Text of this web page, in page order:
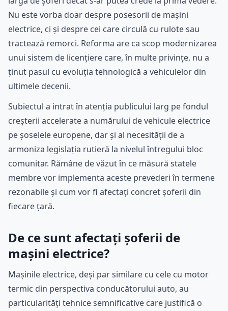
Nu este vorba doar despre posesorii de mașini
electrice, ci și despre cei care circulă cu rulote sau
tractează remorci. Reforma are ca scop modernizarea
unui sistem de licențiere care, în multe privințe, nu a
ținut pasul cu evoluția tehnologică a vehiculelor din
ultimele decenii.
Subiectul a intrat în atenția publicului larg pe fondul
creșterii accelerate a numărului de vehicule electrice
pe șoselele europene, dar și al necesității de a
armoniza legislația rutieră la nivelul întregului bloc
comunitar. Rămâne de văzut în ce măsură statele
membre vor implementa aceste prevederi în termene
rezonabile și cum vor fi afectați concret șoferii din
fiecare țară.
De ce sunt afectați șoferii de
mașini electrice?
Mașinile electrice, deși par similare cu cele cu motor
termic din perspectiva conducătorului auto, au
particularități tehnice semnificative care justifică o